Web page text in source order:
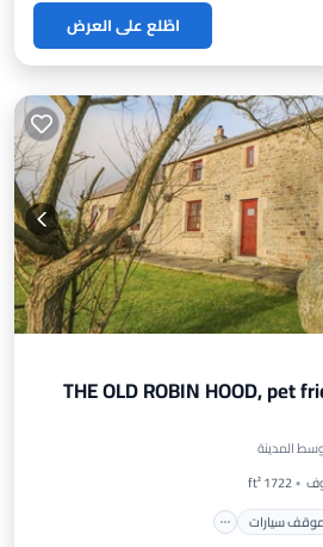
اطّلع على العرض
THE OLD ROBIN HOOD, pet
1722 ft²
سيارات
مطبخ